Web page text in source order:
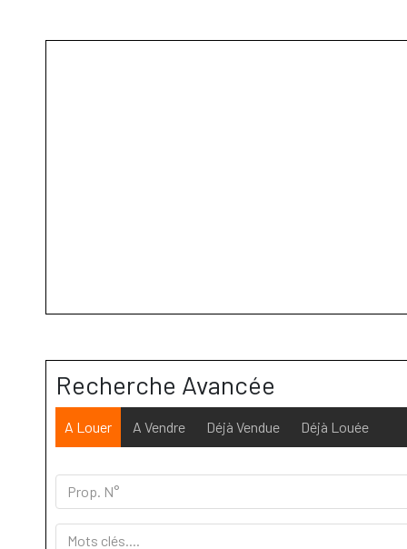
Recherche Avancée
A Louer A Vendre Déjà Vendue Déjà Louée